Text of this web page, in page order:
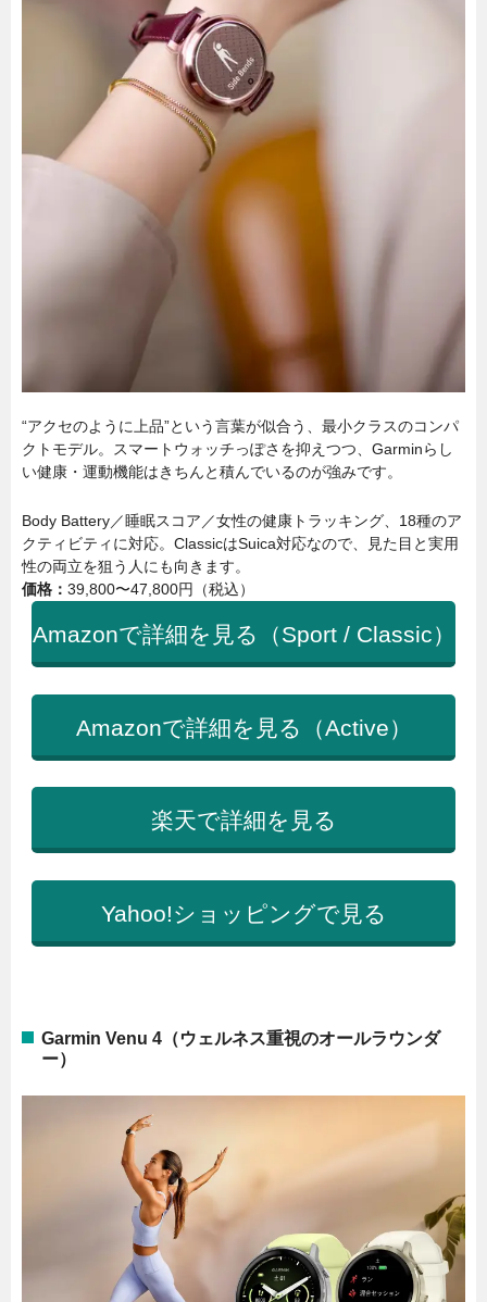
“アクセのように上品”という言葉が似合う、最小クラスのコンパ
クトモデル。スマートウォッチっぽさを抑えつつ、Garminらし
い健康・運動機能はきちんと積んでいるのが強みです。
Body Battery／睡眠スコア／女性の健康トラッキング、18種のア
クティビティに対応。ClassicはSuica対応なので、見た目と実用
性の両立を狙う人にも向きます。
価格： 39,800〜47,800円（税込）
Amazonで詳細を見る（Sport / Classic）
Amazonで詳細を見る（Active）
楽天で詳細を見る
Yahoo!ショッピングで見る
Garmin Venu 4（ウェルネス重視のオールラウンダ
ー）